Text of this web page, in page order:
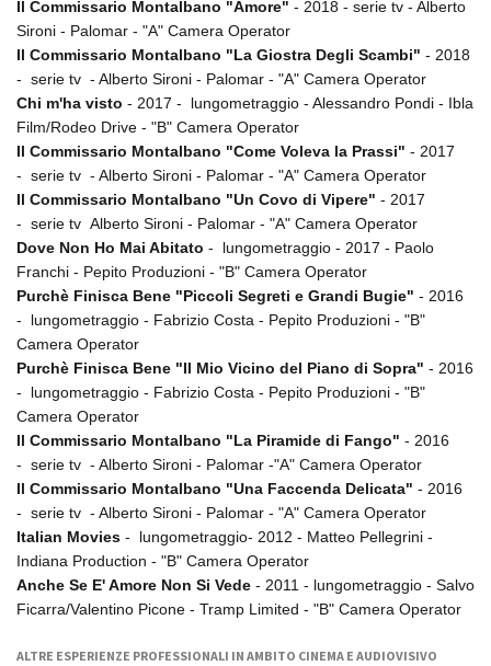
Privacy
Cookie policy
Whistleblowing
Credits
Il Commissario Montalbano "Amore" - 2018 - serie tv - Alberto
Sironi - Palomar - "A" Camera Operator
Il Commissario Montalbano "La Giostra Degli Scambi" - 2018
- serie tv - Alberto Sironi - Palomar - "A" Camera Operator
Chi m'ha visto - 2017 - lungometraggio - Alessandro Pondi - Ibla
Film/Rodeo Drive - "B" Camera Operator
Il Commissario Montalbano "Come Voleva la Prassi" - 2017
- serie tv - Alberto Sironi - Palomar - "A" Camera Operator
Il Commissario Montalbano "Un Covo di Vipere" - 2017
- serie tv Alberto Sironi - Palomar - "A" Camera Operator
Dove Non Ho Mai Abitato - lungometraggio - 2017 - Paolo
Franchi - Pepito Produzioni - "B" Camera Operator
Purchè Finisca Bene "Piccoli Segreti e Grandi Bugie" - 2016
- lungometraggio - Fabrizio Costa - Pepito Produzioni - "B"
Camera Operator
Purchè Finisca Bene "Il Mio Vicino del Piano di Sopra" - 2016
- lungometraggio - Fabrizio Costa - Pepito Produzioni - "B"
Camera Operator
Il Commissario Montalbano "La Piramide di Fango" - 2016
- serie tv - Alberto Sironi - Palomar -"A" Camera Operator
Il Commissario Montalbano "Una Faccenda Delicata" - 2016
- serie tv - Alberto Sironi - Palomar - "A" Camera Operator
Italian Movies - lungometraggio- 2012 - Matteo Pellegrini -
Indiana Production - "B" Camera Operator
Anche Se E' Amore Non Si Vede - 2011 - lungometraggio - Salvo
Ficarra/Valentino Picone - Tramp Limited - "B" Camera Operator
ALTRE ESPERIENZE PROFESSIONALI IN AMBITO CINEMA E AUDIOVISIVO